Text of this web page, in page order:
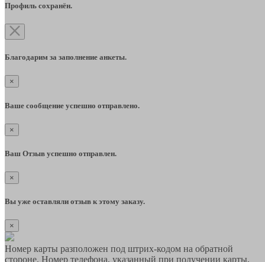
Профиль сохранён.
Благодарим за заполнение анкеты.
×
Ваше сообщение успешно отправлено.
×
Ваш Отзыв успешно отправлен.
×
Вы уже оставляли отзыв к этому заказу.
×
Номер карты разположен под штрих-кодом на обратной
стороне. Номер телефона, указанный при получении карты,